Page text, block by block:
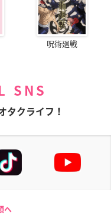
呪術廻戦
SNS
タクライフ！
へ